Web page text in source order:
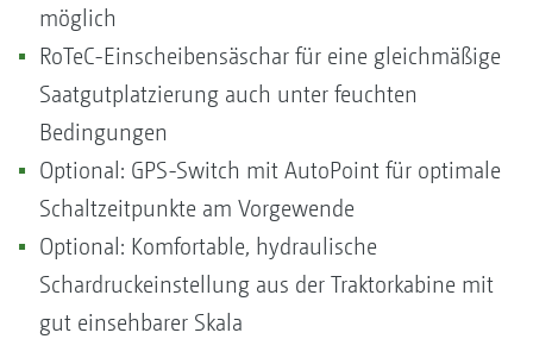
möglich
RoTeC-Einscheibensäschar für eine gleichmäßige
Saatgutplatzierung auch unter feuchten
Bedingungen
Optional: GPS-Switch mit AutoPoint für optimale
Schaltzeitpunkte am Vorgewende
Optional: Komfortable, hydraulische
Schardruckeinstellung aus der Traktorkabine mit
gut einsehbarer Skala